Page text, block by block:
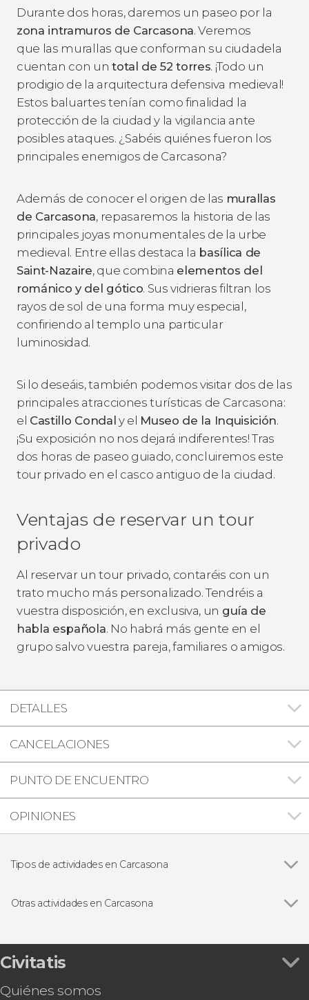
Durante dos horas, daremos un paseo por la
zona intramuros de Carcasona. Veremos
que las murallas que conforman su ciudadela
cuentan con untotal de 52 torres. ¡Todo un
prodigio de la arquitectura defensiva medieval!
Estos baluartes tenían como finalidad la
protección de la ciudad y la vigilancia ante
posibles ataques. ¿Sabéis quiénes fueron los
principales enemigos de Carcasona?
Además de conocer el origen de las murallas
de Carcasona, repasaremos la historia de las
principales joyas monumentales de la urbe
medieval. Entre ellas destaca la basílica de
Saint-Nazaire, que combina elementos del
románico y del gótico. Sus vidrieras filtran los
rayos de sol de una forma muy especial,
confiriendo al templo una particular
luminosidad.
Si lo deseáis, también podemos visitar dos de las
principales atracciones turísticas de Carcasona:
el Castillo Condal y el Museo de la Inquisición.
¡Su exposición no nos dejará indiferentes! Tras
dos horas de paseo guiado, concluiremos este
tour privado en el casco antiguo de la ciudad.
Ventajas de reservar un tour
privado
Al reservar un tour privado, contaréis con un
trato mucho más personalizado. Tendréis a
vuestra disposición, en exclusiva, un guía de
habla española. No habrá más gente en el
grupo salvo vuestra pareja, familiares o amigos.
DETALLES
CANCELACIONES
PUNTO DE ENCUENTRO
OPINIONES
Tipos de actividades en Carcasona
Otras actividades en Carcasona
Civitatis
Quiénes somos